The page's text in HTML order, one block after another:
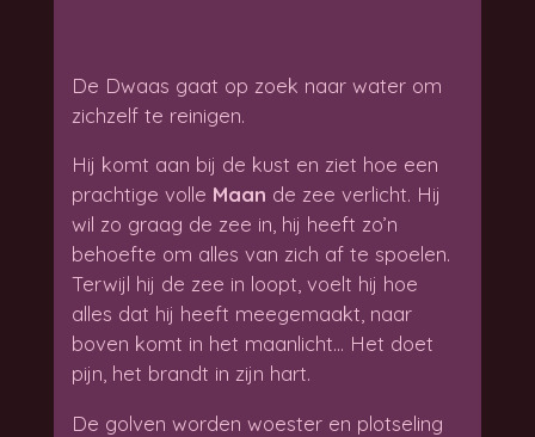
De Dwaas gaat op zoek naar water om
zichzelf te reinigen.
Hij komt aan bij de kust en ziet hoe een
prachtige volle Maan de zee verlicht. Hij
wil zo graag de zee in, hij heeft zo’n
behoefte om alles van zich af te spoelen.
Terwijl hij de zee in loopt, voelt hij hoe
alles dat hij heeft meegemaakt, naar
boven komt in het maanlicht… Het doet
pijn, het brandt in zijn hart.
De golven worden woester en plotseling